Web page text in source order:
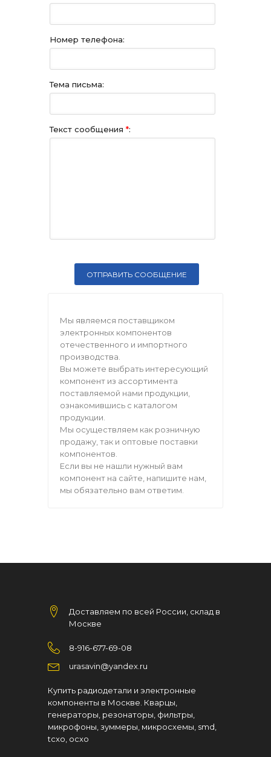
Номер телефона:
Тема письма:
Текст сообщения *:
Мы являемся поставщиком
электронных компонентов
отечественного и импортного
производства.
Вы можете выбрать интересующий
компонент из ассортимента
поставляемой нами продукции,
ознакомившись с каталогом
продукции.
Мы осуществляем как розничную
продажу, так и оптовые поставки
компонентов.
Если вы не нашли нужный вам
компонент на сайте, напишите нам,
мы обязательно вам ответим.
Доставляем по всей России, склад в
Москве
8-916-677-69-08
urasavin@yandex.ru
Купить радиодетали и электронные
компоненты в Москве. Кварцы,
генераторы, резонаторы, фильтры,
микрофоны, зуммеры, микросхемы, smd,
tcxo, ocxo